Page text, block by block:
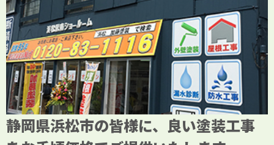
静岡県浜松市の皆様に、良い塗装工事